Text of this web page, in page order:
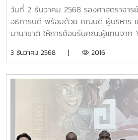
วิชาการ
วันที่ 2 ธันวาคม 2568 รองศาสตราจาร
อธิการบดี พร้อมด้วย คณบดี ผู้บริหาร แ
นานาชาติ ให้การต้อนรับคณะผู้แทนจาก
ทางมาเยือนมหาวิทยาลัยแม่โจ้เพื่อหารือค
3 ธันวาคม 2568 | 2016